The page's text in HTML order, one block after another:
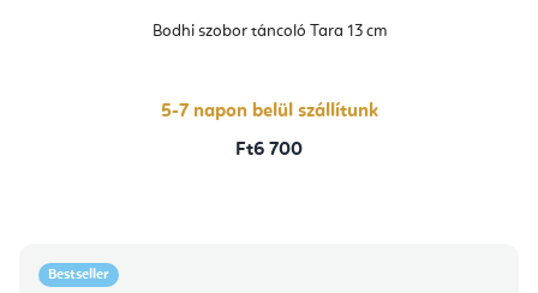
Bodhi szobor táncoló Tara 13 cm
5-7 napon belül szállítunk
Ft6 700
Bestseller